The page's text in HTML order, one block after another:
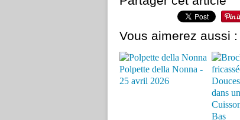
Vous aimerez aussi :
Polpette della Nonna -
25 avril 2026